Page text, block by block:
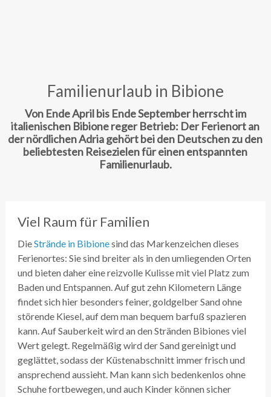
Familienurlaub in Bibione
Von Ende April bis Ende September herrscht im
italienischen Bibione reger Betrieb: Der Ferienort an
der nördlichen Adria gehört bei den Deutschen zu den
beliebtesten Reisezielen für einen entspannten
Familienurlaub.
Viel Raum für Familien
DieStrände in Bibionesind das Markenzeichen dieses
Ferienortes: Sie sind breiter als in den umliegenden Orten
und bieten daher eine reizvolle Kulisse mit viel Platz zum
Baden und Entspannen. Auf gut zehn Kilometern Länge
findet sich hier besonders feiner, goldgelber Sand ohne
störende Kiesel, auf dem man bequem barfuß spazieren
kann. Auf Sauberkeit wird an den Stränden Bibiones viel
Wert gelegt. Regelmäßig wird der Sand gereinigt und
geglättet, sodass der Küstenabschnitt immer frisch und
ansprechend aussieht. Man kann sich bedenkenlos ohne
Schuhe fortbewegen, und auch Kinder können sicher